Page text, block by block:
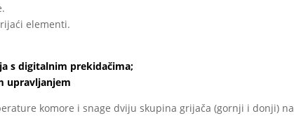
elementi.
s digitalnim prekidačima;
upravljanjem
komore i snage dviju skupina grijača (gornji i donji) na